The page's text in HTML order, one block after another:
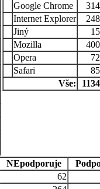
Google Chrome
314
Internet Explorer
248
Jiný
15
Mozilla
400
Opera
72
Safari
85
Vše:
1134
NEpodporuje
62